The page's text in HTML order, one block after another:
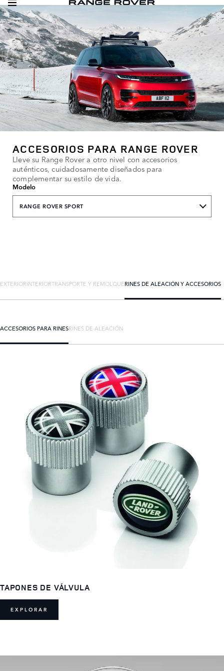
ACCESORIOS PARA RANGE ROVER
Lleve su Range Rover a otro nivel con accesorios
auténticos, cuidadosamente diseñados para
complementar su estilo de vida.
Modelo
RANGE ROVER SPORT
EXTERIORINTERIORTRANSPORTE Y REMOLQUERINES DE ALEACIÓN Y ACCESORIOS
ACCESORIOS PARA RINESRINES DE ALEACIÓN
TAPONES DE VÁLVULA
EXPLORAR